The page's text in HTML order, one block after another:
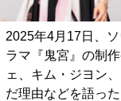
2025年4月17日、
ラマ『鬼宮』の制
ェ、キム・ジヨン
だ理由などを語った